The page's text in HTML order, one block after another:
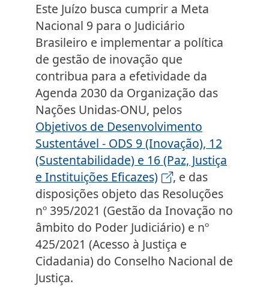
Este Juízo busca cumprir a Meta
Nacional 9 para o Judiciário
Brasileiro e implementar a política
de gestão de inovação que
contribua para a efetividade da
Agenda 2030 da Organização das
Nações Unidas-ONU, pelos
Objetivos de Desenvolvimento
Sustentável - ODS 9 (Inovação), 12
(Sustentabilidade) e 16 (Paz, Justiça
e Instituições Eficazes)
, e das
disposições objeto das Resoluções
nº 395/2021 (Gestão da Inovação no
âmbito do Poder Judiciário) e nº
425/2021 (Acesso à Justiça e
Cidadania) do Conselho Nacional de
Justiça.